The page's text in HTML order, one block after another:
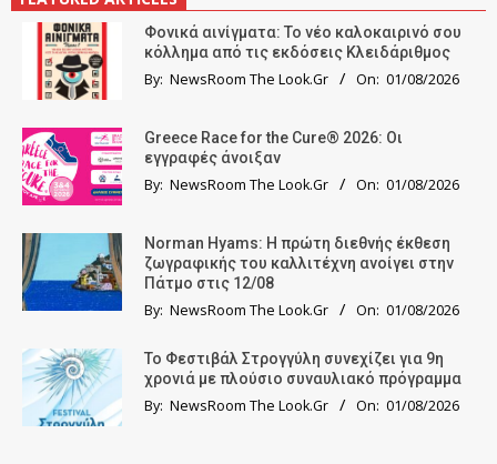
Φονικά αινίγματα: Το νέο καλοκαιρινό σου
κόλλημα από τις εκδόσεις Κλειδάριθμος
By: NewsRoom The Look.Gr On: 01/08/2026
Greece Race for the Cure® 2026: Οι
εγγραφές άνοιξαν
By: NewsRoom The Look.Gr On: 01/08/2026
Norman Hyams: Η πρώτη διεθνής έκθεση
ζωγραφικής του καλλιτέχνη ανοίγει στην
Πάτμο στις 12/08
By: NewsRoom The Look.Gr On: 01/08/2026
Το Φεστιβάλ Στρογγύλη συνεχίζει για 9η
χρονιά με πλούσιο συναυλιακό πρόγραμμα
By: NewsRoom The Look.Gr On: 01/08/2026